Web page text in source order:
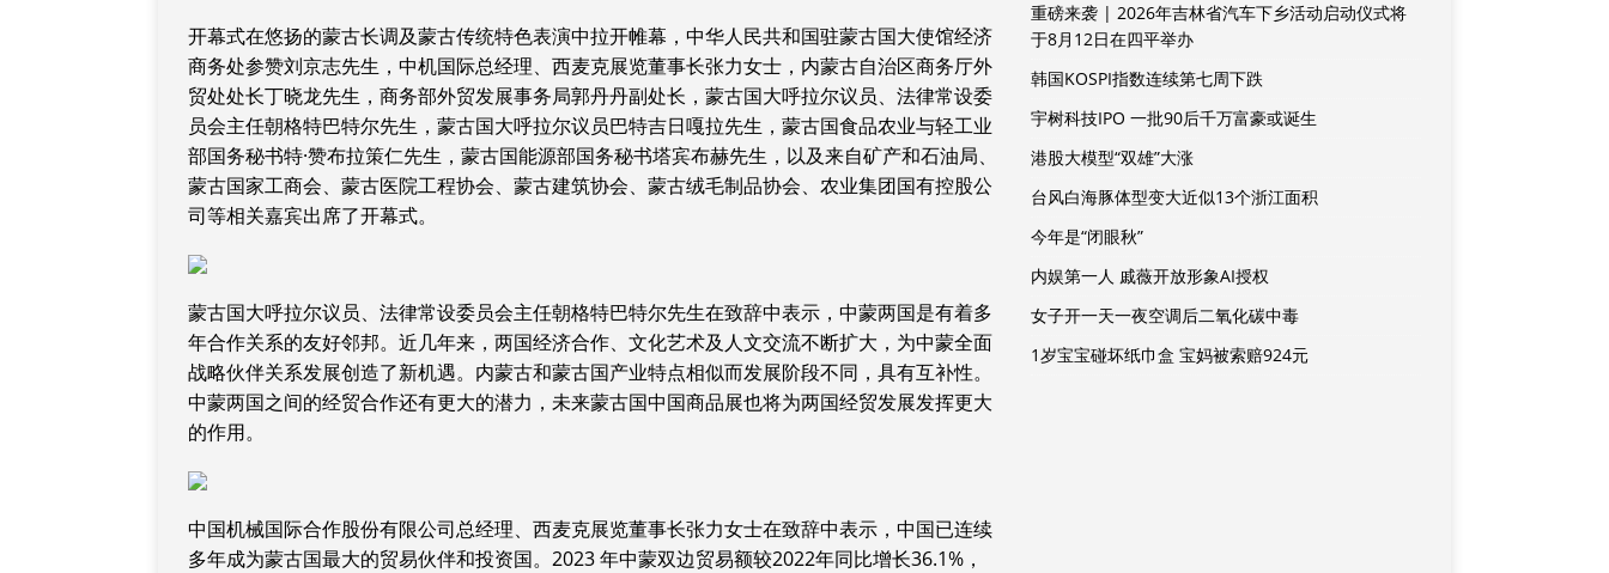
开幕式在悠扬的蒙古长调及蒙古传统特色表演中拉开帷幕，中华人民共和国驻蒙古国大使馆经济
商务处参赞刘京志先生，中机国际总经理、西麦克展览董事长张力女士，内蒙古自治区商务厅外
贸处处长丁晓龙先生，商务部外贸发展事务局郭丹丹副处长，蒙古国大呼拉尔议员、法律常设委
员会主任朝格特巴特尔先生，蒙古国大呼拉尔议员巴特吉日嘎拉先生，蒙古国食品农业与轻工业
部国务秘书特·赞布拉策仁先生，蒙古国能源部国务秘书塔宾布赫先生，以及来自矿产和石油局、
蒙古国家工商会、蒙古医院工程协会、蒙古建筑协会、蒙古绒毛制品协会、农业集团国有控股公
司等相关嘉宾出席了开幕式。
蒙古国大呼拉尔议员、法律常设委员会主任朝格特巴特尔先生在致辞中表示，中蒙两国是有着多
年合作关系的友好邻邦。近几年来，两国经济合作、文化艺术及人文交流不断扩大，为中蒙全面
战略伙伴关系发展创造了新机遇。内蒙古和蒙古国产业特点相似而发展阶段不同，具有互补性。
中蒙两国之间的经贸合作还有更大的潜力，未来蒙古国中国商品展也将为两国经贸发展发挥更大
的作用。
中国机械国际合作股份有限公司总经理、西麦克展览董事长张力女士在致辞中表示，中国已连续
多年成为蒙古国最大的贸易伙伴和投资国。2023 年中蒙双边贸易额较2022年同比增长36.1%，
重磅来袭 | 2026年吉林省汽车下乡活动启动仪式将
于8月12日在四平举办
韩国KOSPI指数连续第七周下跌
宇树科技IPO 一批90后千万富豪或诞生
港股大模型“双雄”大涨
台风白海豚体型变大近似13个浙江面积
今年是“闭眼秋”
内娱第一人 戚薇开放形象AI授权
女子开一天一夜空调后二氧化碳中毒
1岁宝宝碰坏纸巾盒 宝妈被索赔924元